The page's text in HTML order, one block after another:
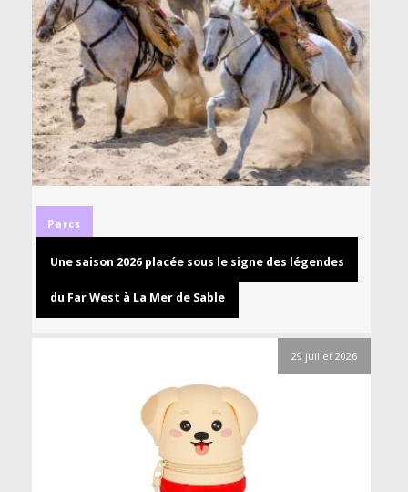
Parcs
Une saison 2026 placée sous le signe des légendes
du Far West à La Mer de Sable
29 juillet 2026